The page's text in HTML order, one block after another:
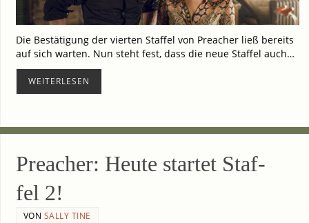
Die Bestä­ti­gung der vier­ten Staf­fel von Pre­a­cher ließ bereits
auf sich war­ten. Nun steht fest, dass die neue Staf­fel auch…
WEI­TER­LE­SEN
Pre­a­cher: Heu­te star­tet Staf­
fel 2!
VON SALLY TINE